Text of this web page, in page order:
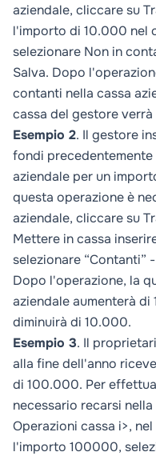
aziendale, cliccare su
l'importo di 10.000 nel
selezionare Non in
Salva. Dopo
contanti nella cassa
cassa del gestore
Esempio 2. Il gestore
fondi
aziendale per un
questa operazione è
aziendale, cliccare su
Mettere in cassa
selezionare “Contanti”
Dopo l'operazione, la
aziendale aumenterà
diminuirà di 10.000.
Esempio 3. Il
alla fine dell'anno
di 100.000. Per
necessario recarsi nella
Operazioni cassa i>,
l'importo 100000,